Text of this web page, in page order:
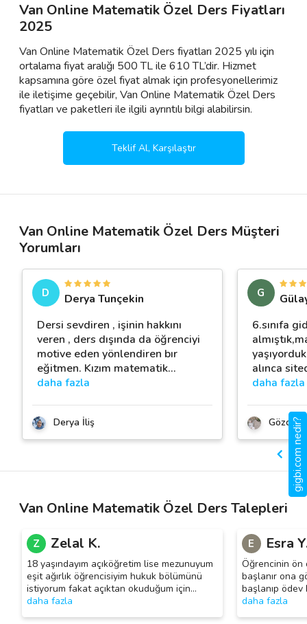
Van Online Matematik Özel Ders Fiyatları
2025
Van Online Matematik Özel Ders fiyatları 2025 yılı için
ortalama fiyat aralığı 500 TL ile 610 TL’dir. Hizmet
kapsamına göre özel fiyat almak için profesyonellerimiz
ile iletişime geçebilir, Van Online Matematik Özel Ders
fiyatları ve paketleri ile ilgili ayrıntılı bilgi alabilirsin.
Teklif Al, Karşılaştır
Van Online Matematik Özel Ders Müşteri
Yorumları
D
Derya Tunçekin
Dersi sevdiren , işinin hakkını
veren , ders dışında da öğrenciyi
motive eden yönlendiren bır
eğitmen. Kızım matematik…
daha fazla
Derya İliş
G
6.sınıfa
alınca
daha fazla
Gözde
Van Online Matematik Özel Ders Talepleri
Z Zelal K.
18 yaşındayım açıköğretim lise mezunuyum
eşit ağırlık öğrencisiyim hukuk bölümünü
istiyorum fakat açıktan okuduğum için…
daha fazla
E Esra
Öğrencinin ön
başlanır ona
başlanıp
daha fazla
gigbi.com nedir?